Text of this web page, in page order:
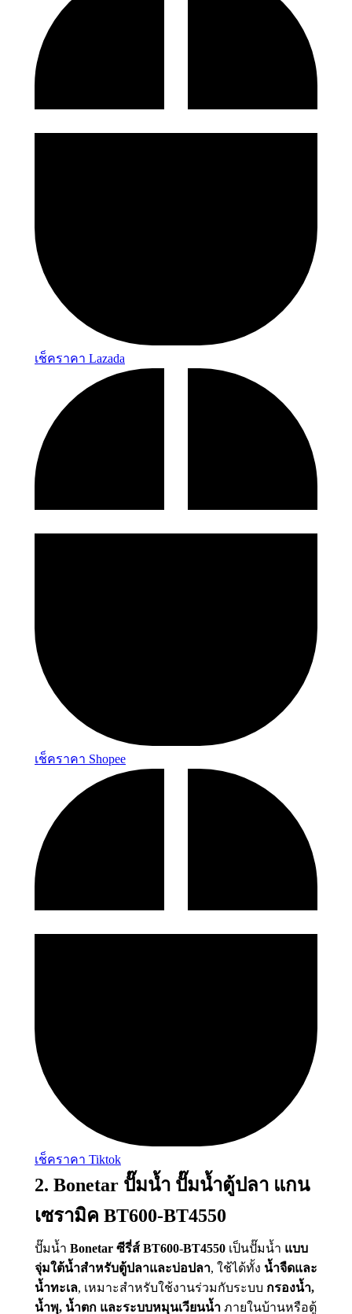
เช็คราคา Lazada
เช็คราคา Shopee
เช็คราคา Tiktok
2. Bonetar ปั๊มน้ำ ปั๊มน้ำตู้ปลา แกน
เซรามิค BT600-BT4550
ปั๊มน้ำ Bonetar ซีรี่ส์ BT600-BT4550 เป็นปั๊มน้ำ แบบ
จุ่มใต้น้ำสำหรับตู้ปลาและบ่อปลา, ใช้ได้ทั้ง น้ำจืดและ
น้ำทะเล, เหมาะสำหรับใช้งานร่วมกับระบบ กรองน้ำ,
น้ำพุ, น้ำตก และระบบหมุนเวียนน้ำ ภายในบ้านหรือตู้